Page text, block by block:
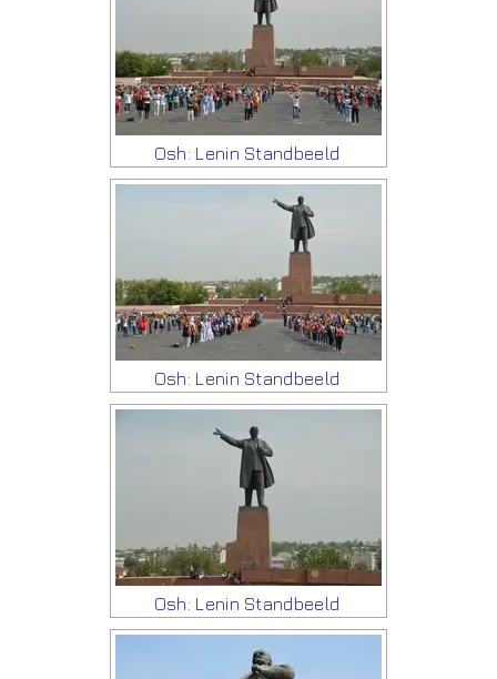
Osh: Lenin Standbeeld
Osh: Lenin Standbeeld
Osh: Lenin Standbeeld